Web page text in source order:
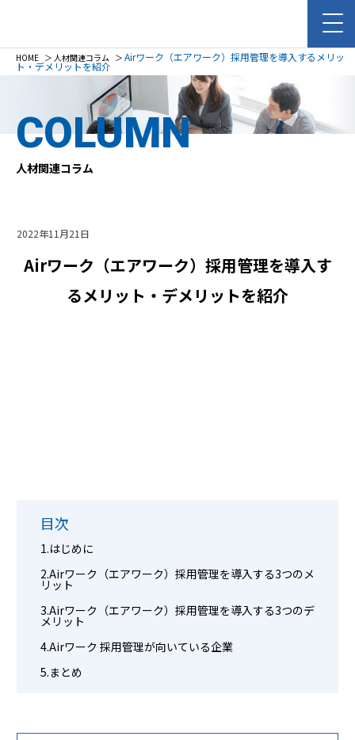
HOME ＞ 人材関連コラム ＞ Airワーク（エアワーク）採用管理を導入するメリッ
ト・デメリットを紹介
COLUMN
人材関連コラム
2022年11月21日
Airワーク（エアワーク）採用管理を導入す
るメリット・デメリットを紹介
目次
はじめに
Airワーク（エアワーク）採用管理を導入する3つのメ
リット
Airワーク（エアワーク）採用管理を導入する3つのデ
メリット
Airワーク 採用管理が向いている企業
まとめ